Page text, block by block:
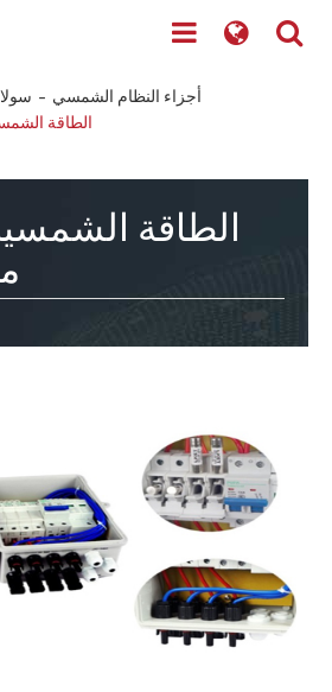
أجزاء النظام الشمسي
الطاقة
الطاقة